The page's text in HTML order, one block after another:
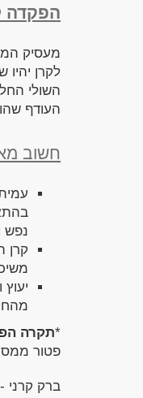
הפקדה
העודף
חשוב
נפש
קרן
*תקרה
פטור ממס
ברק קרני